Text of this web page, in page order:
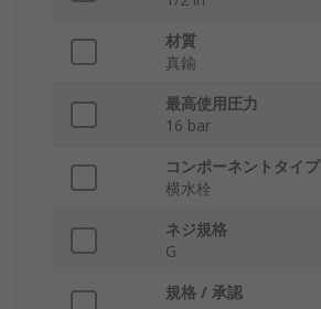
材質
真鍮
最高使用圧力
16 bar
コンポーネントタイプ
横水栓
ネジ規格
G
規格 / 承認